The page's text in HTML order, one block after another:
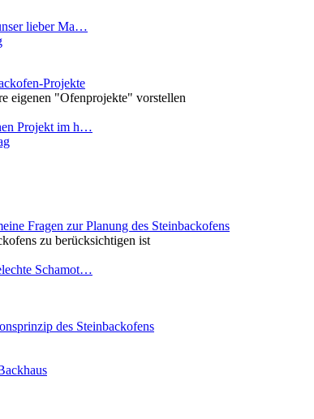
lieber Ma…
Projekte
eigenen "Ofenprojekte" vorstellen
Projekt im h…
Fragen zur Planung des Steinbackofens
zu berücksichtigen ist
Schamot…
des Steinbackofens